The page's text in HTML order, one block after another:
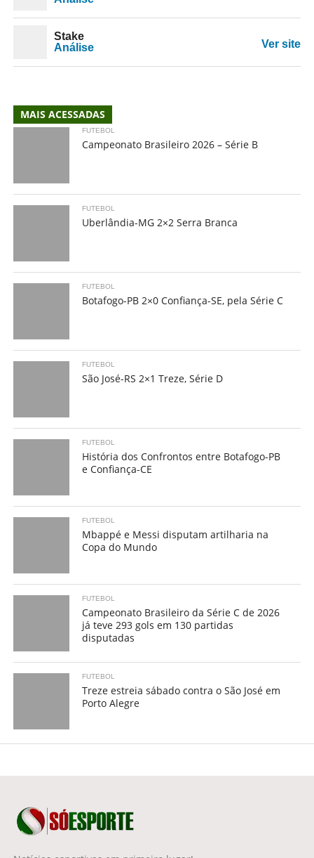
Stake
Análise
Ver site
MAIS ACESSADAS
FUTEBOL
Campeonato Brasileiro 2026 – Série B
FUTEBOL
Uberlândia-MG 2×2 Serra Branca
FUTEBOL
Botafogo-PB 2×0 Confiança-SE, pela Série C
FUTEBOL
São José-RS 2×1 Treze, Série D
FUTEBOL
História dos Confrontos entre Botafogo-PB
e Confiança-CE
FUTEBOL
Mbappé e Messi disputam artilharia na
Copa do Mundo
FUTEBOL
Campeonato Brasileiro da Série C de 2026
já teve 293 gols em 130 partidas
disputadas
FUTEBOL
Treze estreia sábado contra o São José em
Porto Alegre